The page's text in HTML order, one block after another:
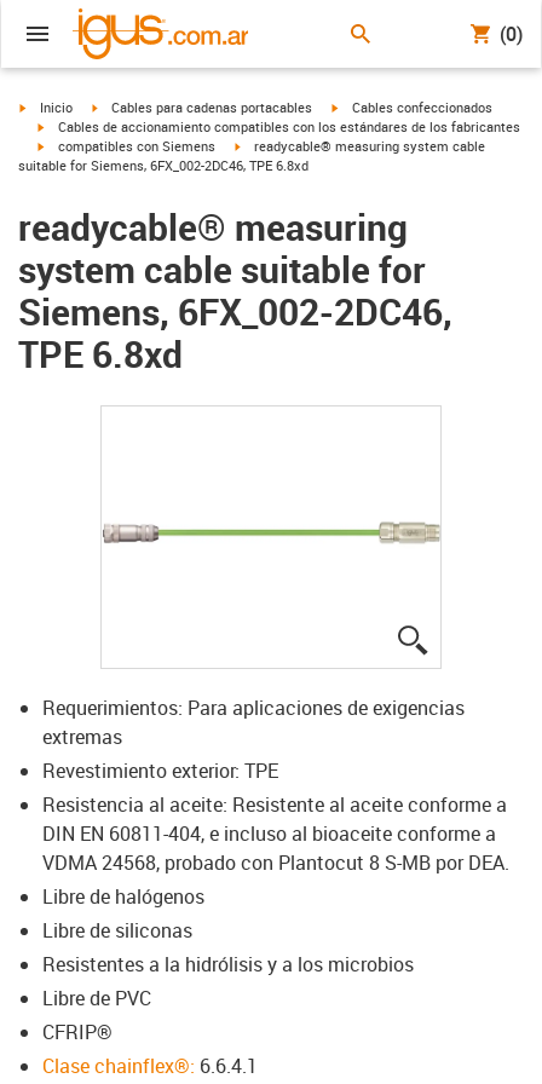
(0)
igus-icon-arrow-right
Inicio igus-icon-arrow-right
Cables para cadenas portacables igus-icon-arrow-right
Cables confeccionados
igus-icon-arrow-right
Cables de accionamiento compatibles con los estándares de los fabricantes
igus-icon-arrow-right
compatibles con Siemens igus-icon-arrow-right
readycable® measuring system cable
suitable for Siemens, 6FX_002-2DC46, TPE 6.8xd
readycable® measuring
system cable suitable for
Siemens, 6FX_002-2DC46,
TPE 6.8xd
Requerimientos: Para aplicaciones de exigencias
extremas
Revestimiento exterior: TPE
Resistencia al aceite: Resistente al aceite conforme a
DIN EN 60811-404, e incluso al bioaceite conforme a
VDMA 24568, probado con Plantocut 8 S-MB por DEA.
Libre de halógenos
Libre de siliconas
Resistentes a la hidrólisis y a los microbios
Libre de PVC
CFRIP®
Clase chainflex®: 6.6.4.1